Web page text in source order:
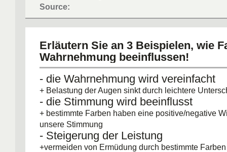
Source:
Erläutern Sie an 3 Beispielen, wie
Wahrnehmung beeinflussen!
- die Wahrnehmung wird vereinfacht
+ Belastung der Augen sinkt durch leichtere
- die Stimmung wird beeinflusst
+ bestimmte Farben haben eine positive/negative
unsere Stimmung
- Steigerung der Leistung
+vermeiden von Ermüdung durch bestimmte